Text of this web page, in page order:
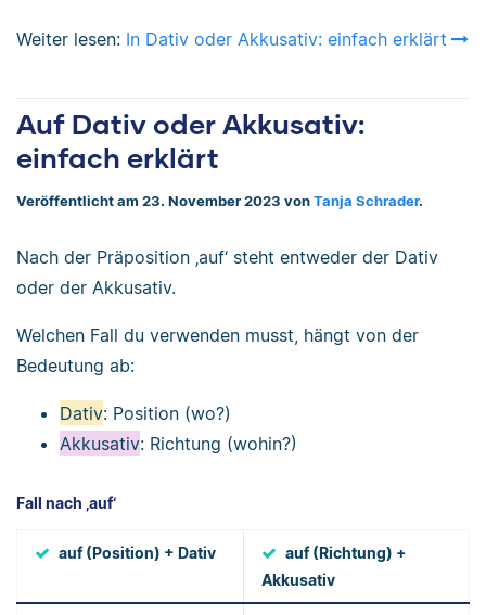
Weiter lesen: In Dativ oder Akkusativ: einfach erklärt
Auf Dativ oder Akkusativ:
einfach erklärt
Veröffentlicht am 23. November 2023 von Tanja Schrader.
Nach der Präposition ‚auf‘ steht entweder der Dativ
oder der Akkusativ.
Welchen Fall du verwenden musst, hängt von der
Bedeutung ab:
Dativ: Position (wo?)
Akkusativ: Richtung (wohin?)
Fall nach ‚auf‘
auf (Position) + Dativ
auf (Richtung) +
Akkusativ